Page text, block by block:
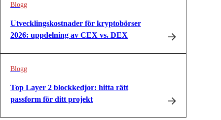
Blogg
Utvecklingskostnader för kryptobörser
2026: uppdelning av CEX vs. DEX
Blogg
Top Layer 2 blockkedjor: hitta rätt
passform för ditt projekt